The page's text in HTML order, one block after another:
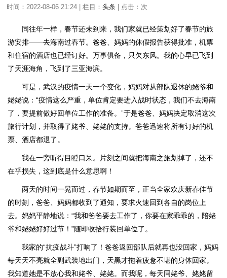
时间：2022-08-06 21:24 | 栏目： 头条 | 点击： 次
同往年一样，春节还未到来，我们家就已经策划好了春节的旅
游安排——去海南过春节。爸爸、妈妈的休假报告获得批准，机票
和住宿的酒店也已经订好。万事俱备，只欠东风。我的心早已飞到
了天涯海角，飞到了三亚海滨。
可是，武汉的疫情一天一个变化，妈妈对从部队退休的姥爷和
姥姥说：“疫情这么严重，单位肯定要进入战时状态，我们不去海南
了，要提前做好回单位工作的准备。”于是爸爸、妈妈决定取消这次
旅行计划，并取得了姥爷、姥姥的支持。爸爸迅速将所有订好的机
票、酒店都退了。
我在一旁听得目瞪口呆。片刻之间就把海南之旅划掉了，还不
在乎损失，这到底是什么意思啊！
两天的时间一晃而过，春节如期而至，正当全家欢庆新春佳节
的时刻，爸爸、妈妈都收到了通知，要求火速回到各自的岗位上
去。妈妈平静地说：“我和爸爸要去工作了，你要在家乖乖的，陪姥
爷和姥姥好好过节！”随即收拾行装回单位了。
我家的“抗疫战斗”打响了！爸爸返回部队后就再也没回家，妈妈
每天天不亮就全副武装地出门，天黑才拖着疲惫不堪的身体回家。
我知道她是不放心我和姥爷、姥姥。而我呢，每天同姥爷、姥姥留